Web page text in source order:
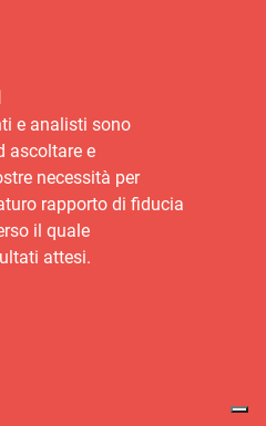
e analisti sono
ascoltare e
necessità per
rapporto di fiducia
il quale
attesi.